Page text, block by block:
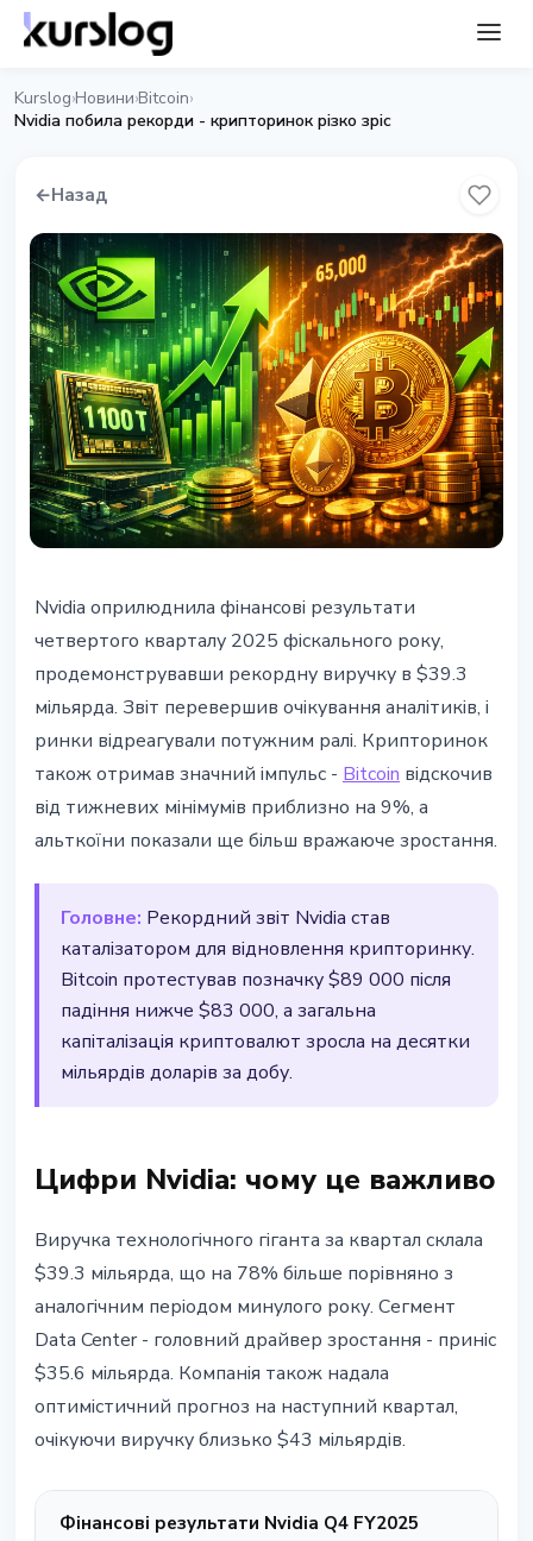
Kurslog›Новини›Bitcoin›
Nvidia побила рекорди - крипторинок різко зріс
←Назад
Nvidia побила рекорди -
крипторинок різко зріс
26 лютого 2026 р.2 хв читання
Наталія Дорофєєва
Nvidia оприлюднила фінансові результати
четвертого кварталу 2025 фіскального року,
продемонструвавши рекордну виручку в $39.3
мільярда. Звіт перевершив очікування аналітиків, і
ринки відреагували потужним ралі. Крипторинок
також отримав значний імпульс - Bitcoin відскочив
від тижневих мінімумів приблизно на 9%, а
альткоїни показали ще більш вражаюче зростання.
Головне: Рекордний звіт Nvidia став
каталізатором для відновлення крипторинку.
Bitcoin протестував позначку $89 000 після
падіння нижче $83 000, а загальна
капіталізація криптовалют зросла на десятки
мільярдів доларів за добу.
Цифри Nvidia: чому це важливо
Виручка технологічного гіганта за квартал склала
$39.3 мільярда, що на 78% більше порівняно з
аналогічним періодом минулого року. Сегмент
Data Center - головний драйвер зростання - приніс
$35.6 мільярда. Компанія також надала
оптимістичний прогноз на наступний квартал,
очікуючи виручку близько $43 мільярдів.
Фінансові результати Nvidia Q4 FY2025